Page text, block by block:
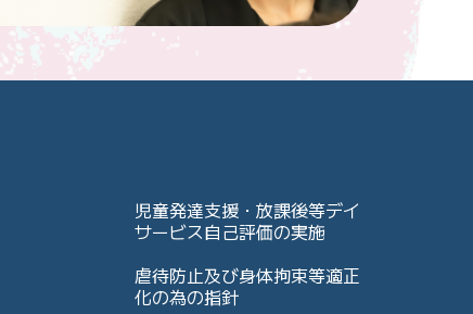
児童発達支援・放課後等デイ
サービス自己評価の実施
虐待防止及び身体拘束等適正
化の為の指針